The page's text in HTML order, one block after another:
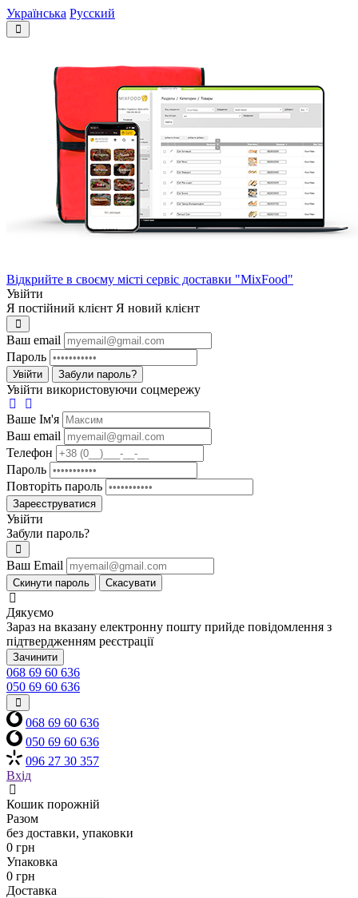
Українська Русский
Відкрийте в своєму місті сервіс доставки "MixFood"
Увійти
Я постійний клієнт Я новий клієнт
Ваш email
Пароль
Увійти Забули пароль?
Увійти використовуючи соцмережу
Ваше Iм'я
Ваш email
Телефон
Пароль
Повторіть пароль
Зареєструватися
Увійти
Забули пароль?
Ваш Email
Скинути пароль Скасувати
Дякуємо
Зараз на вказану електронну пошту прийде повідомлення з
підтвердженням реєстрації
Зачинити
068 69 60 636
050 69 60 636
068 69 60 636
050 69 60 636
096 27 30 357
Вхід
Кошик порожній
Разом
без доставки, упаковки
0 грн
Упаковка
0 грн
Доставка